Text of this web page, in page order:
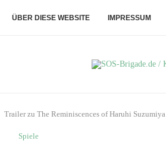
ÜBER DIESE WEBSITE IMPRESSUM
Trailer zu The Reminiscences of Haruhi Suzumiya
Spiele